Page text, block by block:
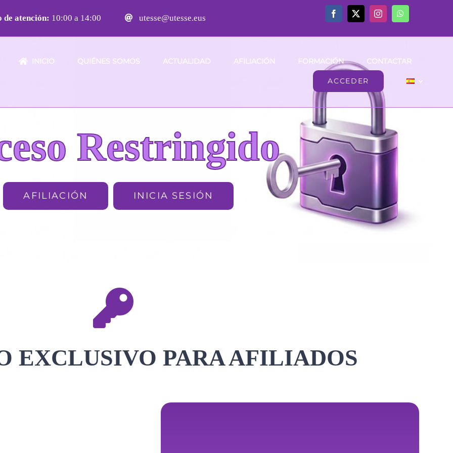
atención: 10:00 a 14:00 utesse@utesse.eus
INICIO QUIÉNES SOMOS ACTUALIDAD AFILIACIÓN FORMACIÓN CONTACTAR
ACCEDER
Restringido
AFILIACIÓN INICIA SESIÓN
EXCLUSIVO PARA AFILIADOS